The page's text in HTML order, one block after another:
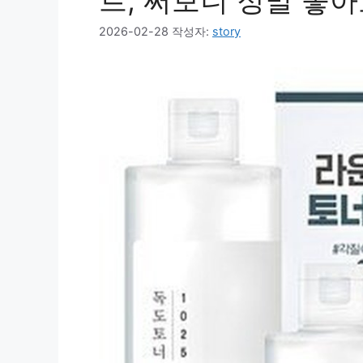
2026-02-28 작성자: story